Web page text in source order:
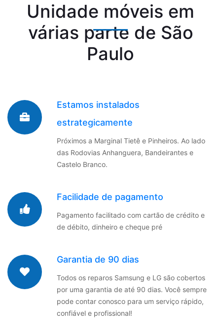
Unidade móveis em
várias parte de São
Paulo
Estamos instalados
estrategicamente
Próximos a Marginal Tietê e Pinheiros. Ao lado
das Rodovias Anhanguera, Bandeirantes e
Castelo Branco.
Facilidade de pagamento
Pagamento facilitado com cartão de crédito e
de débito, dinheiro e cheque pré
Garantia de 90 dias
Todos os reparos Samsung e LG são cobertos
por uma garantia de até 90 dias. Você sempre
pode contar conosco para um serviço rápido,
confiável e profissional!